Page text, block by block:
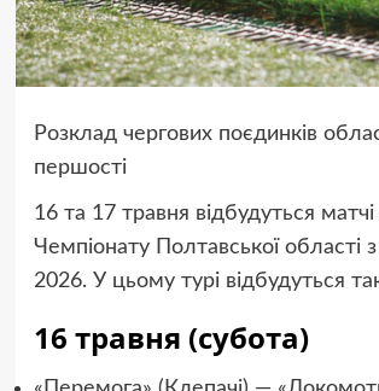
Розклад чергових поєдинків
першості
16 та 17 травня відбудуться матчі
Чемпіонату Полтавської області
2026. У цьому турі відбудуться
16 травня (субота)